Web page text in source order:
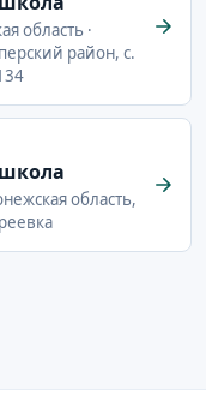
область ·
район, с.
область,